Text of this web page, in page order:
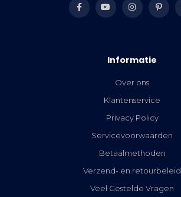
Informatie
Over ons
Klantenservice
Privacy Policy
Servicevoorwaarden
Betaalmethoden
Verzend- en retourbeleid
Veel Gestelde Vragen